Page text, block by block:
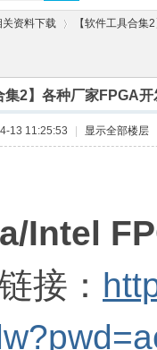
关资料下载
›
【软件工具合集
集2】各种厂家FPGA
13 11:25:53 显示全部楼层
Intel
：